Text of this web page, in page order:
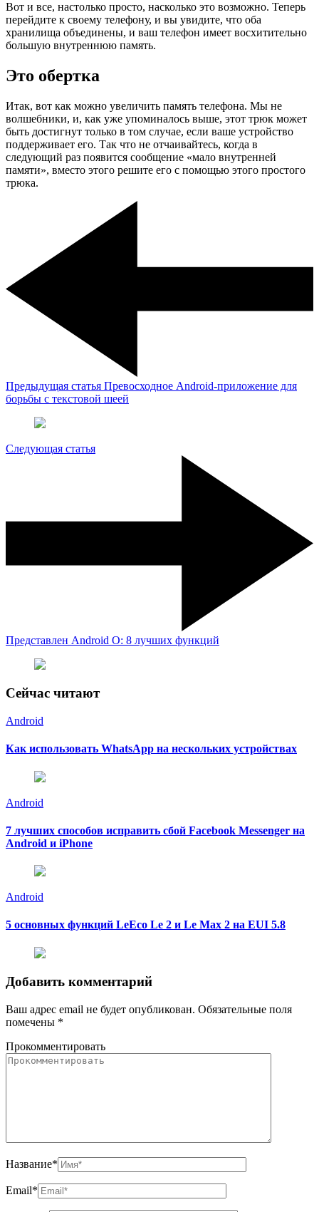
Вот и все, настолько просто, насколько это возможно. Теперь
перейдите к своему телефону, и вы увидите, что оба
хранилища объединены, и ваш телефон имеет восхитительно
большую внутреннюю память.
Это обертка
Итак, вот как можно увеличить память телефона. Мы не
волшебники, и, как уже упоминалось выше, этот трюк может
быть достигнут только в том случае, если ваше устройство
поддерживает его. Так что не отчаивайтесь, когда в
следующий раз появится сообщение «мало внутренней
памяти», вместо этого решите его с помощью этого простого
трюка.
Предыдущая статья Превосходное Android-приложение для
борьбы с текстовой шеей
Следующая статья
Представлен Android O: 8 лучших функций
Сейчас читают
Android
Как использовать WhatsApp на нескольких устройствах
Android
7 лучших способов исправить сбой Facebook Messenger на
Android и iPhone
Android
5 основных функций LeEco Le 2 и Le Max 2 на EUI 5.8
Добавить комментарий
Ваш адрес email не будет опубликован. Обязательные поля
помечены *
Прокомментировать
Название*
Email*